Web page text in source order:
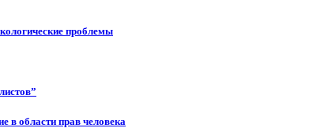
проблемы
в области прав человека